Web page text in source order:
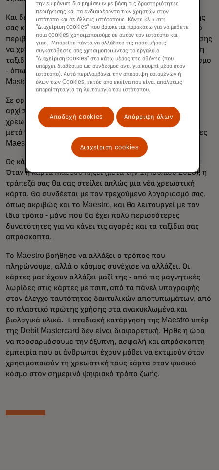
Και δεν είναι μόνο η δυνατότητα χρήσης της χρεωστικής
σας κάρτας πιο εύκολα και απρόσκοπτα σε ένα ψηφιακό
περιβάλλον. Η χρεωστική κάρτα Mastercard μπορεί επίσης
να χρησιμοποιηθεί ως εγγύηση για την πραγματοποίηση
ταξιδιωτικών κρατήσεων - πολύ κοντά στον φυσικό κόσμο
- όπως ακριβώς και με την πιστωτική σας κάρτα
Mastercard.
Σε ορισμένες περιπτώσεις, οι τράπεζες ενδέχεται να
αρχίσουν να παρέχουν στους πελάτες τους νέες
χρεωστικές κάρτες πριν από την 1η Ιουλίου 2023, αλλά
μετά την ημερομηνία αυτή δεν θα εκδίδονται νέες κάρτες
Maestro στην Ευρώπη.
Ως κάτοχος κάρτας, δεν θα χρειαστεί να κάνετε τίποτα.
Όταν η κάρτα Maestro λήξει (μετά την 1η Ιουλίου 2023), η
τράπεζά σας θα σας στείλει απλώς μια νέα χρεωστική
κάρτα. Θα συνδέεται με τον τρεχούμενο λογαριασμό σας,
όπως ακριβώς και το Maestro, και θα λειτουργεί με τον
ίδιο τρόπο - μόνο που θα έχει πολύ περισσότερες
δυνατότητες για να κάνει τις αγορές και τα ταξίδια σας
απρόσκοπτα.
Το Maestro βοήθησε να αλλάξει ο τρόπος που
πληρώνουμε, αλλά ο κόσμος συνέχισε να αλλάζει. Οι
κάρτες μας έχουν αλλάξει μαζί της - από τις μαγνητικές
λωρίδες στις κάρτες με τσιπ, από τα πάνελ υπογραφής
στον έλεγχο ταυτότητας δακτυλικών αποτυπωμάτων, από
το πλαστικό πρώτης χρήσης στα ανακυκλωμένα και
βιολογικά υλικά. Η σταδιακή κατάργηση της Maestro υπέρ
της Debit Mastercard δεν είναι διαφορετική. Ήρθε η ώρα
να προσαρμόσουμε την έξυπνη, ασφαλή και απρόσκοπτη
εμπειρία που οι άνθρωποι έχουν μάθει να εκτιμούν όταν
χρησιμοποιούν τη χρεωστική τους κάρτα στον φυσικό
κόσμο στον σημερινό ψηφιακό τρόπο ζωής.
την εμφάνιση διαφημίσεων με βάση τις δραστηριότητες
περιήγησης και τα ενδιαφέροντα των χρηστών στον
ιστότοπο και σε άλλους ιστότοπους. Κάντε κλικ στη
"Διαχείριση cookies" που βρίσκεται παρακάτω για να μάθετε
ποια cookies χρησιμοποιούμε σε αυτόν τον ιστότοπο και
γιατί. Μπορείτε πάντα να αλλάξετε τις προτιμήσεις
συγκατάθεσής σας χρησιμοποιώντας το εργαλείο
"Διαχείριση cookies" στο κάτω μέρος της οθόνης (που
υπάρχει διαθέσιμο ως σύνδεσμος αντί για κουμπί μέσα στον
ιστότοπο). Αυτό περιλαμβάνει την απόρριψη ορισμένων ή
όλων των Cookies, εκτός από εκείνα που είναι απολύτως
απαραίτητα για τη λειτουργία του ιστότοπου.
Αποδοχή cookies Απόρριψη όλων
Διαχείριση cookies